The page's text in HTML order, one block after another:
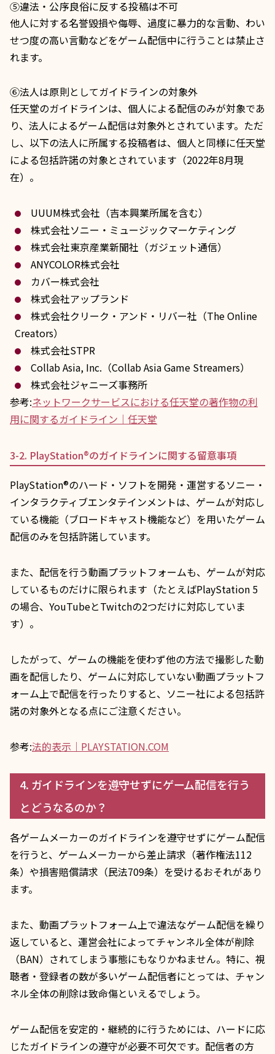
⑤違法・公序良俗に反する投稿は不可
他人に対する名誉毀損や侮辱、過度に暴力的な言動、わい
せつ度の高い言動などをゲーム配信中に行うことは禁止さ
れます。
⑥法人は原則としてガイドラインの対象外
任天堂のガイドラインは、個人による配信のみが対象であ
り、法人によるゲーム配信は対象外とされています。ただ
し、以下の法人に所属する投稿者は、個人と同様に任天堂
による包括許諾の対象とされています（2022年8月現
在）。
UUUM株式会社（吉本興業所属を含む）
株式会社ソニー・ミュージックマーケティング
株式会社東京産業新聞社（ガジェット通信）
ANYCOLOR株式会社
カバー株式会社
株式会社アップランド
株式会社クリーク・アンド・リバー社（The Online
Creators）
株式会社STPR
Collab Asia, Inc.（Collab Asia Game Streamers）
株式会社ジャニーズ事務所
参考:ネットワークサービスにおける任天堂の著作物の利
用に関するガイドライン｜任天堂
3-2. PlayStation®のガイドラインに関する留意事項
PlayStation®のハード・ソフトを開発・運営するソニー・
インタラクティブエンタテインメントは、ゲームが対応し
ている機能（ブロードキャスト機能など）を用いたゲーム
配信のみを包括許諾しています。
また、配信を行う動画プラットフォームも、ゲームが対応
しているものだけに限られます（たとえばPlayStation 5
の場合、YouTubeとTwitchの2つだけに対応していま
す）。
したがって、ゲームの機能を使わず他の方法で撮影した動
画を配信したり、ゲームに対応していない動画プラットフ
ォーム上で配信を行ったりすると、ソニー社による包括許
諾の対象外となる点にご注意ください。
参考:法的表示｜PLAYSTATION.COM
4. ガイドラインを遵守せずにゲーム配信を行う
とどうなるのか？
各ゲームメーカーのガイドラインを遵守せずにゲーム配信
を行うと、ゲームメーカーから差止請求（著作権法112
条）や損害賠償請求（民法709条）を受けるおそれがあり
ます。
また、動画プラットフォーム上で違法なゲーム配信を繰り
返していると、運営会社によってチャンネル全体が削除
（BAN）されてしまう事態にもなりかねません。特に、視
聴者・登録者の数が多いゲーム配信者にとっては、チャン
ネル全体の削除は致命傷といえるでしょう。
ゲーム配信を安定的・継続的に行うためには、ハードに応
じたガイドラインの遵守が必要不可欠です。配信者の方